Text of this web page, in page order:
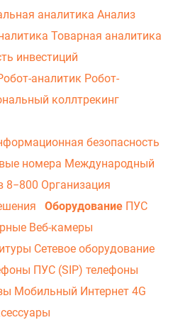
аналитика Анализ
Товарная аналитика
инвестиций
аналитик Робот-
коллтрекинг
безопасность
номера Международный
8−800 Организация
Оборудование ПУС
Веб-камеры
Сетевое оборудование
ПУС (SIP) телефоны
Мобильный Интернет 4G